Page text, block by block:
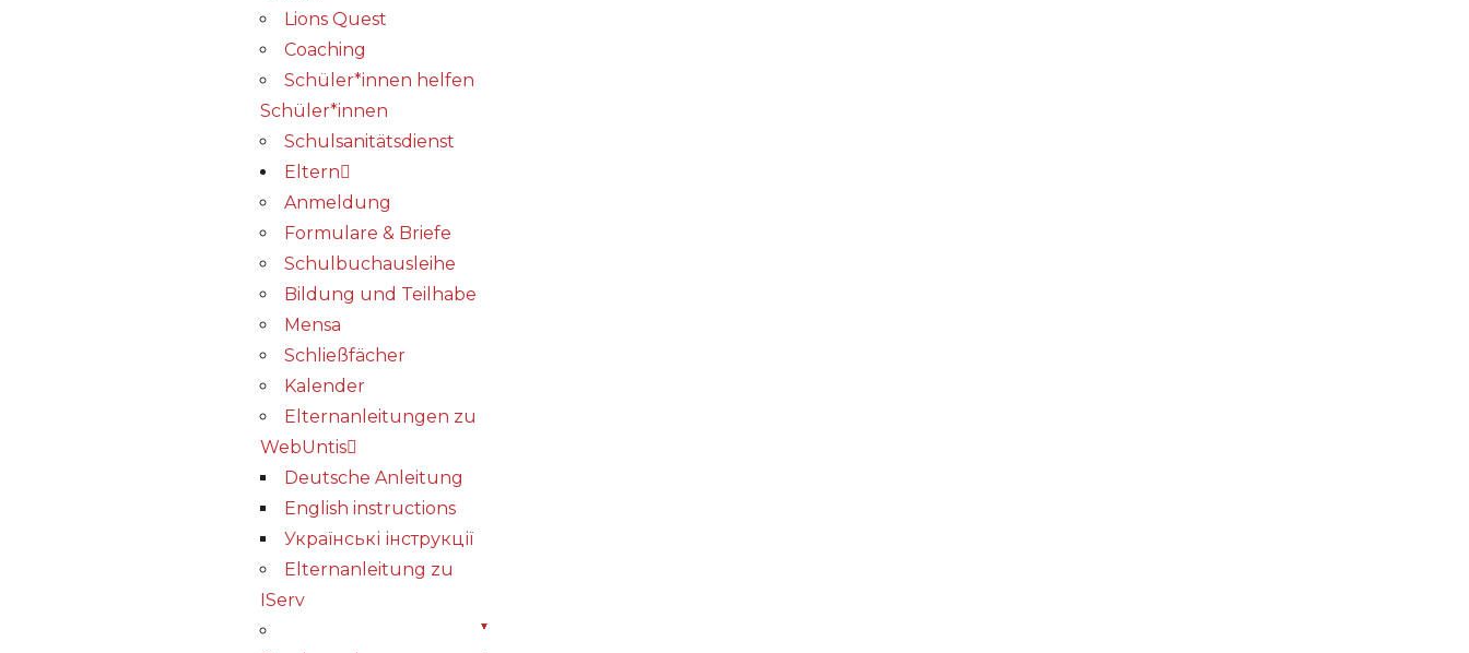
Lions Quest
Coaching
Schüler*innen helfen
Schüler*innen
Schulsanitätsdienst
Eltern
Anmeldung
Formulare & Briefe
Schulbuchausleihe
Bildung und Teilhabe
Mensa
Schließfächer
Kalender
Elternanleitungen zu
WebUntis
Deutsche Anleitung
English instructions
Українські інструкції
Elternanleitung zu
IServ